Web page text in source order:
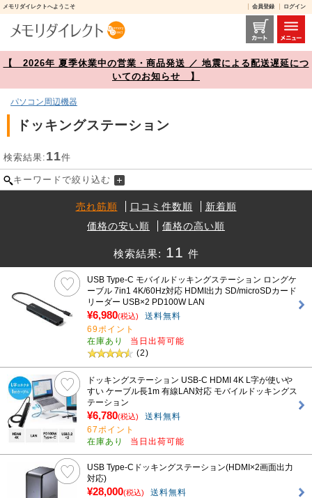
メモリダイレクトへようこそ 会員登録 ログイン
ドッキングステーション 商品一覧【メモリダイレクト】
【 2026年 夏季休業中の営業・商品発送 ／ 地震による配送遅延につ
いてのお知らせ 】
パソコン周辺機器
ドッキングステーション
検索結果: 11件
キーワードで絞り込む
売れ筋順 口コミ件数順
新着順
価格の安い順
価格の高い順
検索結果: 11 件
USB Type-C モバイルドッキングステーション ロングケ
ーブル 7in1 4K/60Hz対応 HDMI出力 SD/microSDカード
リーダー USB×2 PD100W LAN
¥6,980(税込)
送料無料
69ポイント
在庫あり
当日出荷可能
(2)
ドッキングステーション USB-C HDMI 4K L字が使いや
すい ケーブル長1m 有線LAN対応 モバイルドッキングス
テーション
¥6,780(税込)
送料無料
67ポイント
在庫あり
当日出荷可能
USB Type-Cドッキングステーション(HDMI×2画面出力
対応)
¥28,000(税込)
送料無料